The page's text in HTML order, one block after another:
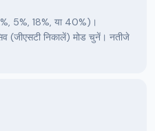
5%, 18%, या 40%)।
(जीएसटी निकालें) मोड चुनें। नतीजे